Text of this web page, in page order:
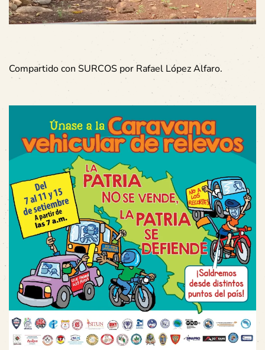
Compartido con SURCOS por Rafael López Alfaro.